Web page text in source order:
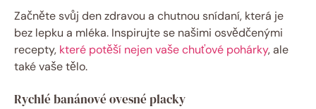
Začněte svůj den zdravou a chutnou snídaní, která je
bez lepku a mléka. Inspirujte se našimi osvědčenými
recepty, které potěší nejen vaše chuťové pohárky, ale
také vaše tělo.
Rychlé banánové ovesné placky